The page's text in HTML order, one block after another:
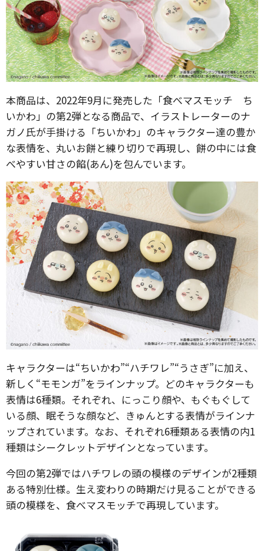
本商品は、2022年9月に発売した「食べマスモッチ ち
いかわ」の第2弾となる商品で、イラストレーターのナ
ガノ氏が手掛ける「ちいかわ」のキャラクター達の豊か
な表情を、丸いお餅と練り切りで再現し、餅の中には食
べやすい甘さの餡(あん)を包んでいます。
キャラクターは“ちいかわ”“ハチワレ”“うさぎ”に加え、
新しく“モモンガ”をラインナップ。どのキャラクターも
表情は6種類。それぞれ、にっこり顔や、もぐもぐして
いる顔、眠そうな顔など、きゅんとする表情がラインナ
ップされています。なお、それぞれ6種類ある表情の内1
種類はシークレットデザインとなっています。
今回の第2弾ではハチワレの頭の模様のデザインが2種類
ある特別仕様。生え変わりの時期だけ見ることができる
頭の模様を、食べマスモッチで再現しています。